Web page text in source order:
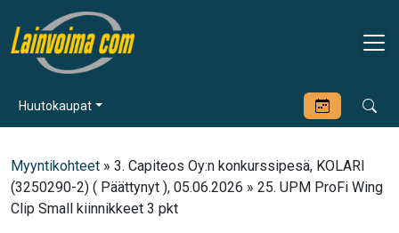
Huutokaupat
Myyntikohteet » 3. Capiteos Oy:n konkurssipesä, KOLARI
(3250290-2) ( Päättynyt ), 05.06.2026 » 25. UPM ProFi Wing
Clip Small kiinnikkeet 3 pkt